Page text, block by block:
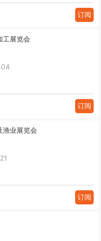
订阅
工展览会
订阅
渔业展览会
订阅